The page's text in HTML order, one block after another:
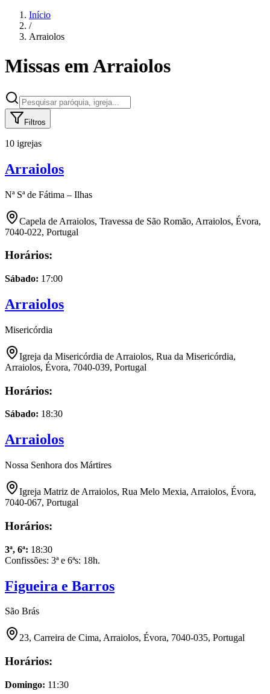
Início
/
Arraiolos
Missas emArraiolos
Filtros
10 igrejas
Arraiolos
Nª Sª de Fátima – Ilhas
Capela de Arraiolos, Travessa de São Romão, Arraiolos, Évora,
7040-022, Portugal
Horários:
Sábado: 17:00
Arraiolos
Misericórdia
Igreja da Misericórdia de Arraiolos, Rua da Misericórdia,
Arraiolos, Évora, 7040-039, Portugal
Horários:
Sábado: 18:30
Arraiolos
Nossa Senhora dos Mártires
Igreja Matriz de Arraiolos, Rua Melo Mexia, Arraiolos, Évora,
7040-067, Portugal
Horários:
3ª, 6ª: 18:30
Confissões: 3ª e 6ªs: 18h.
Figueira e Barros
São Brás
23, Carreira de Cima, Arraiolos, Évora, 7040-035, Portugal
Horários:
Domingo: 11:30